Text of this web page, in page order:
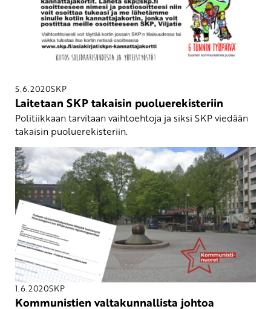
5.6.2020SKP
Laitetaan SKP takaisin puoluerekisteriin
Politiikkaan tarvitaan vaihtoehtoja ja siksi SKP viedään
takaisin puoluerekisteriin.
1.6.2020SKP
Kommunistien valtakunnallista johtoa